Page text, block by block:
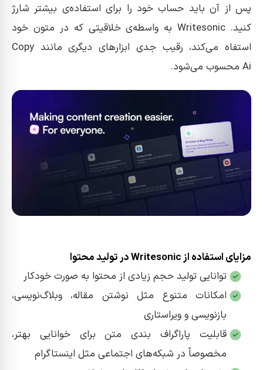
پس از آن باید حساب خود را برای استفاده‌ی بیشتر شارژ
کنید. Writesonic به واسطه‌ی خلاقیتی که در متون خود
استفاه می‌کند، رقیب جدی ابزارهای دیگری مانند Copy
Ai محسوب می‌شود.
مزایای استفاده از Writesonic در تولید محتوا
توانایی تولید حجم زیادی از محتوا به صورت خودکار
امکانات متنوع مثل نوشتن مقاله، وبلاگ‌نویسی،
بازنویسی و ویراستاری
قابلیت پاراگراف‌ بندی متن برای خوانایی بهتر،
مخصوصاً در شبکه‌های اجتماعی مثل اینستاگرام